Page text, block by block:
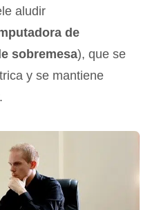
aludir
de
sobremesa), que se
y se mantiene